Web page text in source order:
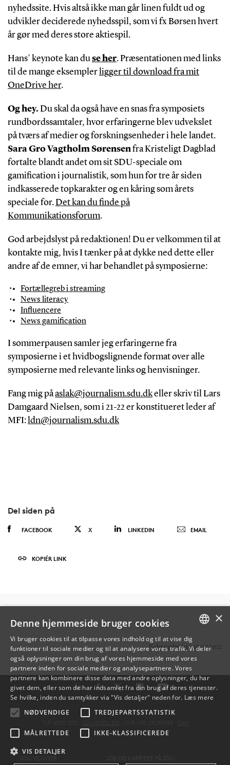
nyhedssite. Hvis altså ikke man går linen fuldt ud og
udvikler deciderede nyhedsspil, som vi fx Børsen hvert
år gør med deres store aktiespil.
Hans’ keynote kan duse her. Præsentationen med links
til de mange eksemplerligger til download fra mit
OneDrive her.
Og hey. Du skal da også have en snas fra symposiets
rundbordssamtaler, hvor erfaringerne blev udvekslet
på tværs af medier og forskningsenheder i hele landet.
Sara Gro Vagtholm Sørensenfra Kristeligt Dagblad
fortalte blandt andet om sit SDU-speciale om
gamification i journalistik, som hun for tre år siden
indkasserede topkarakter og en kåring som årets
speciale for.Det kan du finde på
Kommunikationsforum.
God arbejdslyst på redaktionen! Du er velkommen til at
kontakte mig, hvis I tænker på at dykke ned dette eller
andre af de emner, vi har behandlet på symposierne:
Fortællegreb i streaming
News literacy
Influencere
News gamification
I sommerpausen samler jeg erfaringerne fra
symposierne i et hvidbogslignende format over alle
symposierne med relevante links og henvisninger.
Fang mig påaslak@journalism.sdu.dkeller skriv til Lars
Damgaard Nielsen, som i 21-22 er konstitueret leder af
MFI:ldn@journalism.sdu.dk
Del siden på
FACEBOOK X LINKEDIN EMAIL
KOPIÉR LINK
Sidst opdateret: 19.07.2022
SDU VEJVISER JOB OG KARRIERE PÅ SDU
DANISH
DANISH
×
Denne hjemmeside bruger cookies
Vi bruger cookies til at tilpasse vores indhold og til at vise dig
funktioner til sociale medier og til at analysere vores trafik. Vi deler
også oplysninger om din brug af vores hjemmeside med vores
partnere inden for sociale medier og analysepartnere. Vores
partnere kan kombinere disse data med andre oplysninger, du har
givet dem, eller som de har indsamlet fra din brug af deres tjenester.
Se hvilke, inden du samtykker via "Vis detaljer" neden for. Læs mere
NØDVENDIGE
TREDJEPARTSSTATISTIK
MÅLRETTEDE IKKE-KLASSIFICEREDE
VIS DETALJER